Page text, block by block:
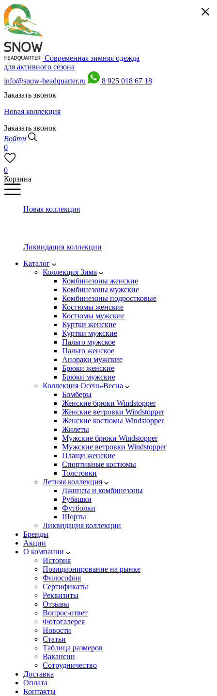
Современная зимняя одежда
для активного сезона
info@snow-headquarter.ru
8 925 018 67 18
Заказать звонок
Новая коллекция
Заказать звонок
Войти
0
0
Корзина
Новая коллекция
Ликвидация коллекции
Каталог
Коллекция Зима
Комбинезоны женские
Комбинезоны мужские
Комбинезоны подростковые
Костюмы женские
Костюмы мужские
Куртки женские
Куртки мужские
Пальто мужское
Пальто женское
Анораки мужские
Брюки женские
Брюки мужские
Коллекция Осень-Весна
Бомберы
Женские брюки Windstopper
Женские ветровки Windstopper
Женские костюмы Windstopper
Жилеты
Мужские брюки Windstopper
Мужские ветровки Windstopper
Плащи женские
Спортивные костюмы
Толстовки
Летняя коллекция
Джинсы и комбинезоны
Рубашки
Футболки
Шорты
Ликвидация коллекции
Бренды
Акции
О компании
История
Позиционирование на рынке
Философия
Сертификаты
Реквизиты
Отзывы
Вопрос-ответ
Фотогалерея
Новости
Статьи
Таблица размеров
Вакансии
Сотрудничество
Доставка
Оплата
Контакты